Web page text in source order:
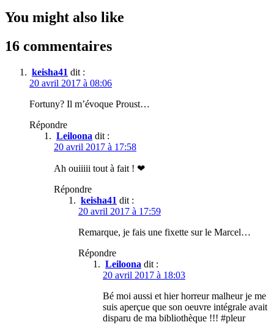
You might also like
16 commentaires
keisha41 dit :
20 avril 2017 à 08:06
Fortuny? Il m’évoque Proust…
Répondre
Leiloona dit :
20 avril 2017 à 17:58
Ah ouiiiii tout à fait ! ❤
Répondre
keisha41 dit :
20 avril 2017 à 17:59
Remarque, je fais une fixette sur le Marcel…
Répondre
Leiloona dit :
20 avril 2017 à 18:03
Bé moi aussi et hier horreur malheur je me
suis aperçue que son oeuvre intégrale avait
disparu de ma bibliothèque !!! #pleur